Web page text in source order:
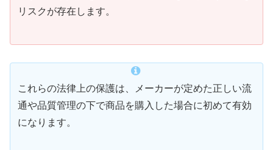
リスクが存在します。
これらの法律上の保護は、メーカーが定めた正しい流
通や品質管理の下で商品を購入した場合に初めて有効
になります。